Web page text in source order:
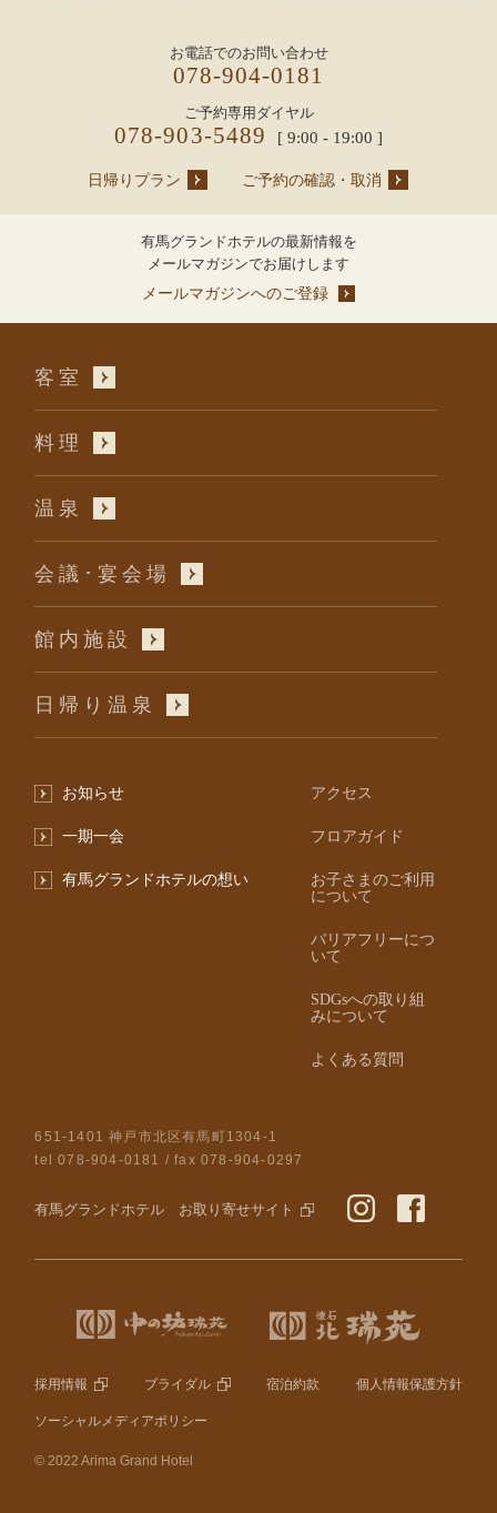
お電話でのお問い合わせ
078-904-0181
ご予約専用ダイヤル
078-903-5489 [ 9:00 - 19:00 ]
日帰りプラン ご予約の確認・取消
有馬グランドホテルの最新情報を
メールマガジンでお届けします
メールマガジンへのご登録
客室
料理
温泉
会議･宴会場
館内施設
日帰り温泉
お知らせ
一期一会
有馬グランドホテルの想い
アクセス
フロアガイド
お子さまのご利用
について
バリアフリーにつ
いて
SDGsへの取り組
みについて
よくある質問
651-1401 神戸市北区有馬町1304-1
tel078-904-0181 / fax 078-904-0297
有馬グランドホテル お取り寄せサイト
採用情報 ブライダル 宿泊約款 個人情報保護方針
ソーシャルメディアポリシー
© 2022 Arima Grand Hotel